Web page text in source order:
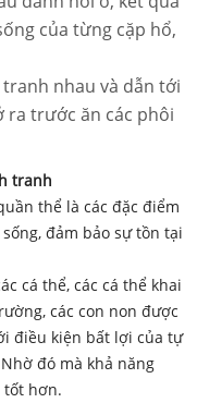
của từng cặp hổ,
nhau và dẫn tới
ra trước ăn các phôi
tranh
thể là các đặc điểm
đảm bảo sự tồn tại
cá thể, các cá thể khai
các con non được
điều kiện bất lợi của tự
đó mà khả năng
tốt hơn.